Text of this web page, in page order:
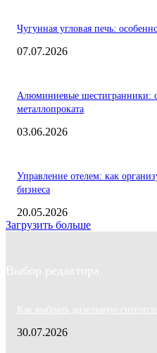
Чугунная угловая печь:
07.07.2026
Алюминиевые шестигранники:
металлопроката
03.06.2026
Управление отелем: как
бизнеса
20.05.2026
Загрузить больше
Выбор редактора
Как выбрать дизельную
30.07.2026